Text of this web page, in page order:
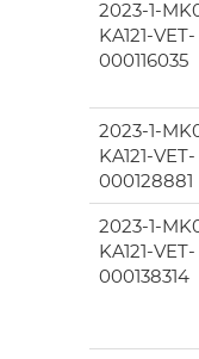
2023-1-
KA121-VET-
000116035
2023-1-
KA121-VET-
000128881
2023-1-
KA121-VET-
000138314